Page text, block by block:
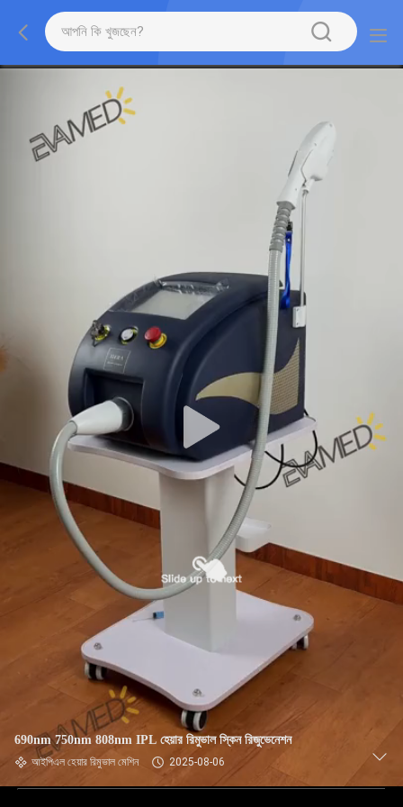
690nm 750nm 808nm IPL হেয়ার রিমুভাল স্কিন রিজুভেনেশন
আইপিএল হেয়ার রিমুভাল মেশিন 2025-08-06